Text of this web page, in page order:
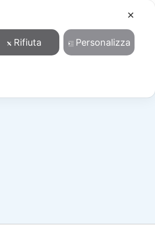
Contatti Accedi/Registrati
✕
Rifiuta Personalizza